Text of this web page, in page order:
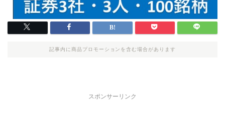
記事内に商品プロモーションを含む場合があります
スポンサーリンク